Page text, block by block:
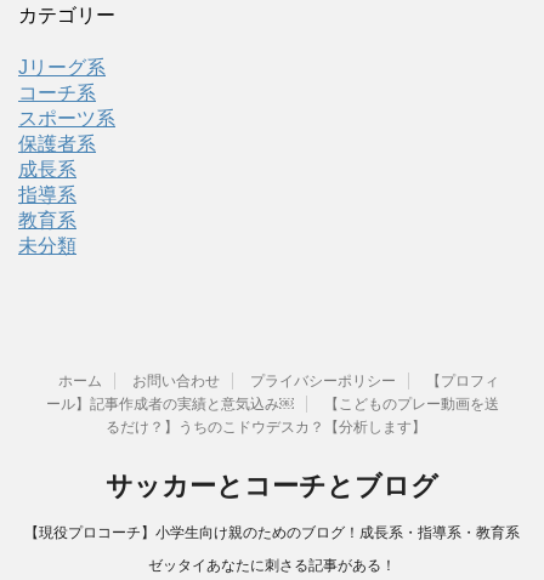
カテゴリー
Jリーグ系
コーチ系
スポーツ系
保護者系
成長系
指導系
教育系
未分類
ホーム お問い合わせ プライバシーポリシー
【プロフィ
ール】記事作成者の実績と意気込み￼
【こどものプレー動画を送
るだけ？】うちのこドウデスカ？【分析します】
サッカーとコーチとブログ
【現役プロコーチ】小学生向け親のためのブログ！成長系・指導系・教育系
ゼッタイあなたに刺さる記事がある！